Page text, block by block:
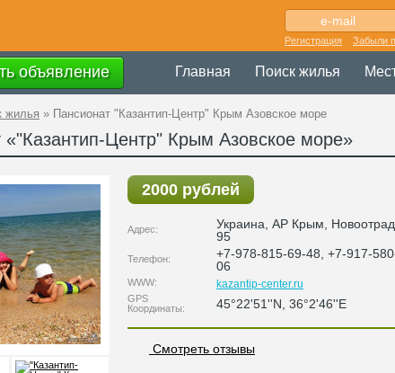
Регистрация Забыли
объявление Главная Поиск жилья
жилья » Пансионат "Казантип-Центр" Крым Азовское море
«"Казантип-Центр" Крым Азовское море»
2000 рублей
Адрес: Украина АР Крым ,
95
Телефон:
+7-978-815-69-48, +7-917-
06
WWW: kazantip-center.ru
GPS
Координаты:
45°22'51''N, 36°2'46''E
Смотреть отзывы